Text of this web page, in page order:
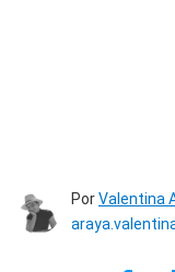
PorValentina